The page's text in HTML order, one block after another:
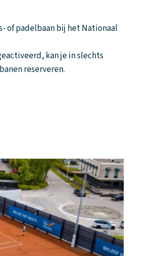
of padelbaan bij het Nationaal
kan je in slechts
reserveren.